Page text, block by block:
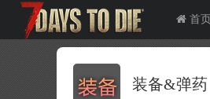
首页
装备&弹药